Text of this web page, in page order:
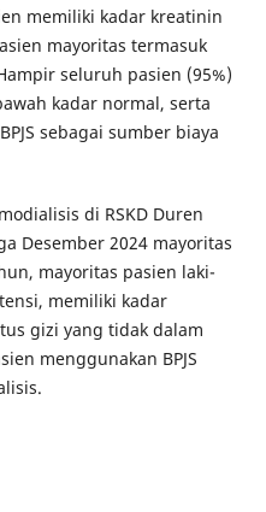
memiliki kadar kreatinin
mayoritas termasuk
seluruh pasien (95%)
kadar normal, serta
sebagai sumber biaya
di RSKD Duren
Desember 2024 mayoritas
mayoritas pasien laki-
memiliki kadar
gizi yang tidak dalam
menggunakan BPJS